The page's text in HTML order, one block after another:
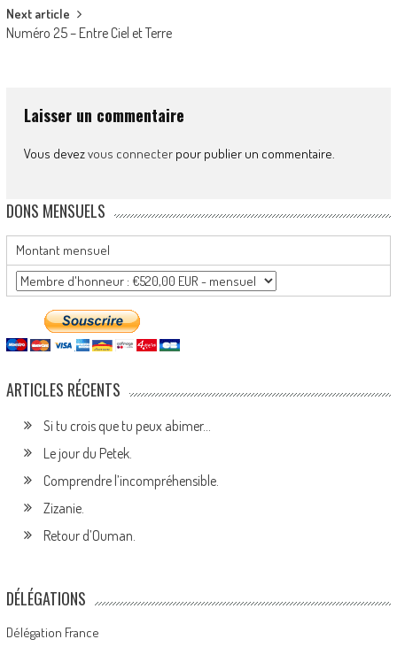
Next article
Numéro 25 – Entre Ciel et Terre
Laisser un commentaire
Vous devezvous connecterpour publier un commentaire.
DONS MENSUELS
Montant mensuel
ARTICLES RÉCENTS
Si tu crois que tu peux abimer…
Le jour du Petek.
Comprendre l’incompréhensible.
Zizanie.
Retour d’Ouman.
DÉLÉGATIONS
Délégation France